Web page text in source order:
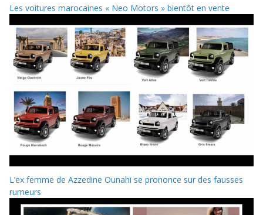
Les voitures marocaines « Neo Motors » bientôt en vente
L’ex femme de Azzedine Ounahi se prononce sur des fausses
rumeurs